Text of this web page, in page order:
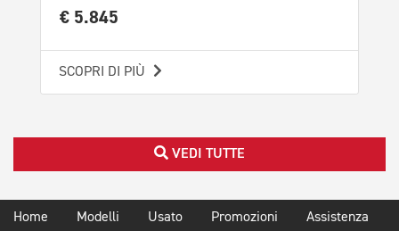
€ 5.845
SCOPRI DI PIÙ
VEDI TUTTE
Home Modelli Usato Promozioni Assistenza